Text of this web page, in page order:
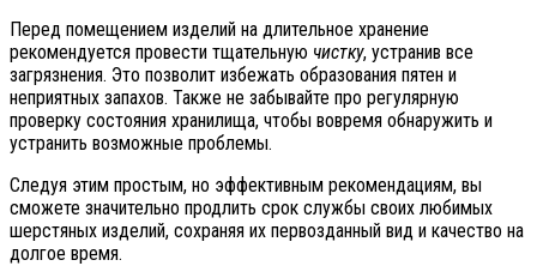
Перед помещением изделий на длительное хранение
рекомендуется провести тщательную чистку, устранив все
загрязнения. Это позволит избежать образования пятен и
неприятных запахов. Также не забывайте про регулярную
проверку состояния хранилища, чтобы вовремя обнаружить и
устранить возможные проблемы.
Следуя этим простым, но эффективным рекомендациям, вы
сможете значительно продлить срок службы своих любимых
шерстяных изделий, сохраняя их первозданный вид и качество на
долгое время.